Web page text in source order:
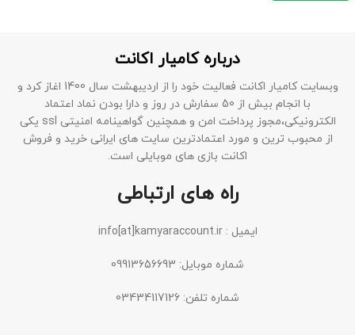
درباره کامیار اکانت
وبسایت کامیار اکانت فعالیت خود را از اردیبهشت سال 1400 اغاز کرد و
با انجام بیش از 50 سفارش در روز و دارا بودن نماد اعتماد
الکترونیکی،مجوز پرداخت امن و همچنین گواهینامه امنیتی ssl یکی
از محبوب ترین و مورد اعتمادترین سایت های ایرانی خرید و فروش
اکانت بازی های موبایلی است.
راه های ارتباطی
ایمیل : info[at]kamyaraccount.ir
شماره موبایل: 09913656693
شماره تلفن: 03434117126